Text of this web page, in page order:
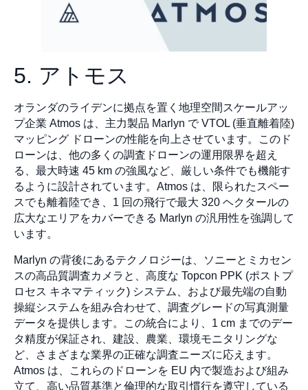
5. アトモス
オランダのライデンに拠点を置く地理空間スケールアッ
プ企業 Atmos は、主力製品 Marlyn で VTOL (垂直離着陸)
マッピング ドローンの性能を向上させています。このド
ローンは、他の多くの調査ドローンの運用限界を超え
る、最大時速 45 km の強風など、厳しい条件でも機能す
るように設計されています。Atmos は、限られたスペー
スでも離着陸でき、1 回の飛行で最大 320 ヘクタールの
広大なエリアをカバーできる Marlyn の汎用性を強調して
います。
Marlyn の背後にあるテクノロジーは、ソニーとミカセン
スの高品質調査カメラと、高度な Topcon PPK (ポストプ
ロセス キネマティック) システム、および最先端の自動
操縦システムを組み合わせて、調査グレードの写真測量
データを提供します。この統合により、1 cm までのデー
タ精度が保証され、建設、農業、環境モニタリングな
ど、さまざまな業界の正確な調査ニーズに応えます。
Atmos は、これらのドローンを EU 内で製造および組み
立て、高い品質基準と倫理的な取引慣行を遵守している